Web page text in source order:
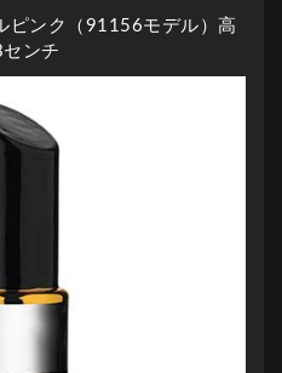
ンク（91156モデル）高
センチ